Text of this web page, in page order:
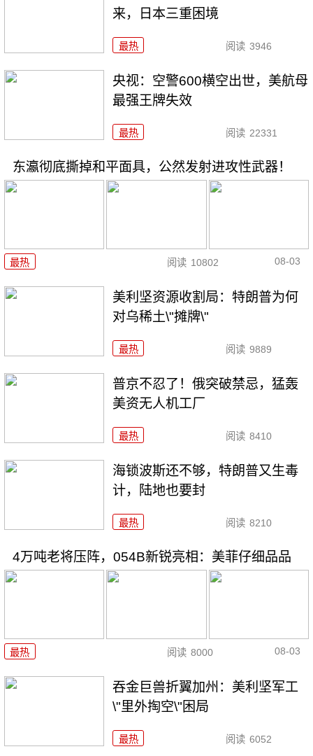
来，日本三重困境
最热 阅读 3946
央视：空警600横空出世，美航母
最强王牌失效
最热 阅读 22331
东瀛彻底撕掉和平面具，公然发射进攻性武器！
最热 阅读 10802 08-03
美利坚资源收割局：特朗普为何
对乌稀土\"摊牌\"
最热 阅读 9889
普京不忍了！俄突破禁忌，猛轰
美资无人机工厂
最热 阅读 8410
海锁波斯还不够，特朗普又生毒
计，陆地也要封
最热 阅读 8210
4万吨老将压阵，054B新锐亮相：美菲仔细品品
最热 阅读 8000 08-03
吞金巨兽折翼加州：美利坚军工
\"里外掏空\"困局
最热 阅读 6052